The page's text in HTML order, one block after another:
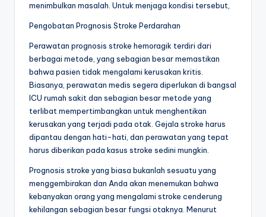
menimbulkan masalah. Untuk menjaga kondisi tersebut,
Pengobatan Prognosis Stroke Perdarahan
Perawatan prognosis stroke hemoragik terdiri dari
berbagai metode, yang sebagian besar memastikan
bahwa pasien tidak mengalami kerusakan kritis.
Biasanya, perawatan medis segera diperlukan di bangsal
ICU rumah sakit dan sebagian besar metode yang
terlibat mempertimbangkan untuk menghentikan
kerusakan yang terjadi pada otak. Gejala stroke harus
dipantau dengan hati-hati, dan perawatan yang tepat
harus diberikan pada kasus stroke sedini mungkin.
Prognosis stroke yang biasa bukanlah sesuatu yang
menggembirakan dan Anda akan menemukan bahwa
kebanyakan orang yang mengalami stroke cenderung
kehilangan sebagian besar fungsi otaknya. Menurut